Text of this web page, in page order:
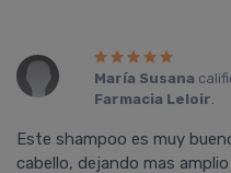
María Susana
Farmacia Leloir.
Este shampoo es muy
cabello, dejando mas